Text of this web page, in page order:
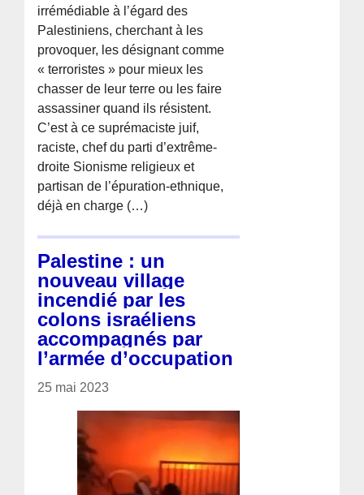
irrémédiable à l’égard des
Palestiniens, cherchant à les
provoquer, les désignant comme
« terroristes » pour mieux les
chasser de leur terre ou les faire
assassiner quand ils résistent.
C’est à ce suprémaciste juif,
raciste, chef du parti d’extrême-
droite Sionisme religieux et
partisan de l’épuration-ethnique,
déjà en charge (…)
Palestine : un
nouveau village
incendié par les
colons israéliens
accompagnés par
l’armée d’occupation
25 mai 2023